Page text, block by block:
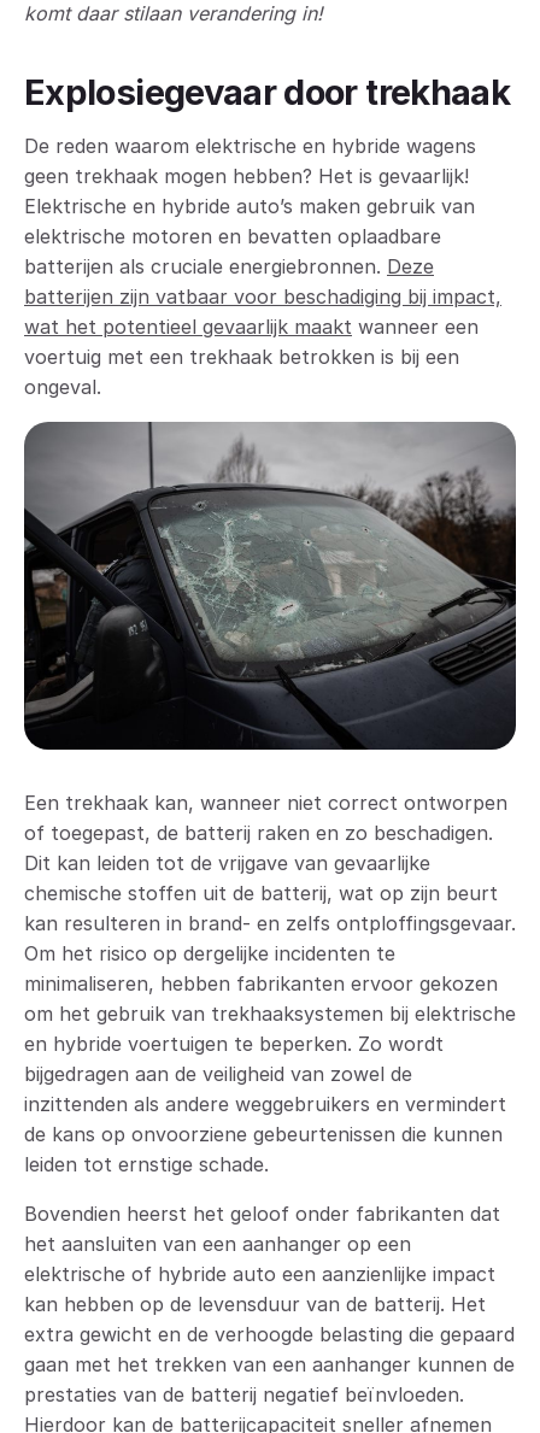
komt daar stilaan verandering in!
Explosiegevaar door trekhaak
De reden waarom elektrische en hybride wagens
geen trekhaak mogen hebben? Het is gevaarlijk!
Elektrische en hybride auto’s maken gebruik van
elektrische motoren en bevatten oplaadbare
batterijen als cruciale energiebronnen. Deze
batterijen zijn vatbaar voor beschadiging bij impact,
wat het potentieel gevaarlijk maakt wanneer een
voertuig met een trekhaak betrokken is bij een
ongeval.
Een trekhaak kan, wanneer niet correct ontworpen
of toegepast, de batterij raken en zo beschadigen.
Dit kan leiden tot de vrijgave van gevaarlijke
chemische stoffen uit de batterij, wat op zijn beurt
kan resulteren in brand- en zelfs ontploffingsgevaar.
Om het risico op dergelijke incidenten te
minimaliseren, hebben fabrikanten ervoor gekozen
om het gebruik van trekhaaksystemen bij elektrische
en hybride voertuigen te beperken. Zo wordt
bijgedragen aan de veiligheid van zowel de
inzittenden als andere weggebruikers en vermindert
de kans op onvoorziene gebeurtenissen die kunnen
leiden tot ernstige schade.
Bovendien heerst het geloof onder fabrikanten dat
het aansluiten van een aanhanger op een
elektrische of hybride auto een aanzienlijke impact
kan hebben op de levensduur van de batterij. Het
extra gewicht en de verhoogde belasting die gepaard
gaan met het trekken van een aanhanger kunnen de
prestaties van de batterij negatief beïnvloeden.
Hierdoor kan de batterijcapaciteit sneller afnemen